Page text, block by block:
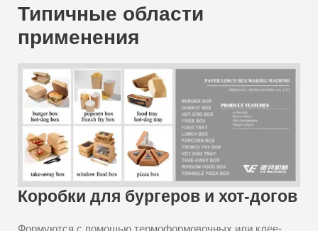
Типичные области
применения
Коробки для бургеров и хот-догов
Формуются с помощью термоформовочных или клее-